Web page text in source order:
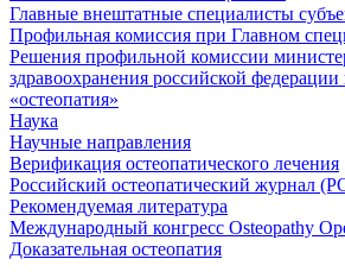
Главные внештатные специалисты
Профильная комиссия при Главном
Решения профильной комиссии
здравоохранения российской
«остеопатия»
Наука
Научные направления
Верификация остеопатического лечения
Российский остеопатический журнал
Рекомендуемая литература
Международный конгресс Osteopathy
Доказательная остеопатия